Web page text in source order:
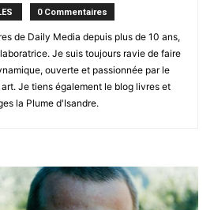
0 Commentaires
de Daily Media depuis plus de 10 ans,
Je suis toujours ravie de faire
ouverte et passionnée par le
Je tiens également le blog livres et
la Plume d'Isandre.